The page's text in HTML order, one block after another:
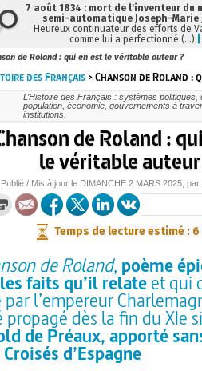
de Roland : qui en est le véritable auteur ?
des Français > Chanson de Roland :
L’Histoire des Français : systèmes politiques,
population, économie, gouvernements à
institutions.
de Roland :
le véritable
Publié / Mis à jour le DIMANCHE 2 MARS 2025 , par
Temps de lecture estimé : 6
de Roland, poème
faits qu’il relateet qui
l’empereur
propagé dès la fin du XIe
de Préaux, apporté
d’Espagne
7 août 1834 : mort de l'inventeur du
semi-automatique Joseph-Marie
Heureux continuateur des efforts de
comme lui a perfectionné (…)